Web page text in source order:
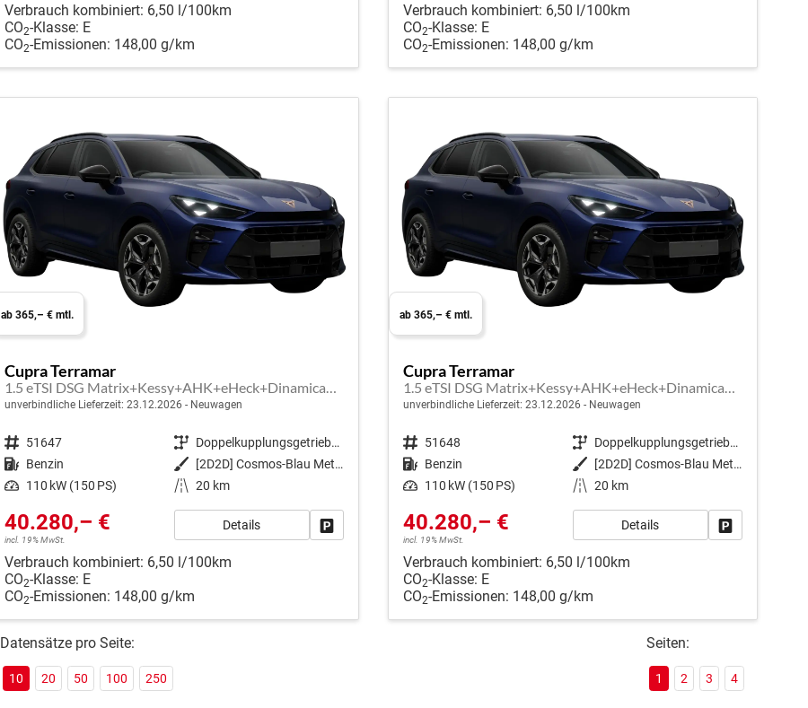
Verbrauch kombiniert: 6,50 l/100km
CO2-Klasse: E
CO2-Emissionen: 148,00 g/km
Verbrauch kombiniert: 6,50 l/100km
CO2-Klasse: E
CO2-Emissionen: 148,00 g/km
ab 365,– € mtl.
Cupra Terramar
1.5 eTSI DSG Matrix+Kessy+AHK+eHeck+Dinamica+CarPlay+eHeck+GV5
unverbindliche Lieferzeit: 23.12.2026 Neuwagen
Fahrzeugnr. 51647 Getriebe
Doppelkupplungsgetriebe (DSG)
Kraftstoff Benzin Außenfarbe
[2D2D] Cosmos-Blau Metallic
Leistung 110 kW (150 PS) Kilometerstand 20 km
40.280,– €
incl. 19% MwSt.
Details Fahrzeug parken
Verbrauch kombiniert: 6,50 l/100km
CO2-Klasse: E
CO2-Emissionen: 148,00 g/km
ab 365,– € mtl.
Cupra Terramar
1.5 eTSI DSG Matrix+Kessy+AHK+eHeck+Dinamica+CarPlay+eHeck+GV5
unverbindliche Lieferzeit: 23.12.2026 Neuwagen
Fahrzeugnr. 51648 Getriebe
Doppelkupplungsgetriebe (DSG)
Kraftstoff Benzin Außenfarbe
[2D2D] Cosmos-Blau Metallic
Leistung 110 kW (150 PS) Kilometerstand 20 km
40.280,– €
incl. 19% MwSt.
Details
Verbrauch kombiniert: 6,50 l/100km
CO2-Klasse: E
CO2-Emissionen: 148,00 g/km
Datensätze pro Seite:
10 20 50 100 250
Seiten:
1 2 3 4